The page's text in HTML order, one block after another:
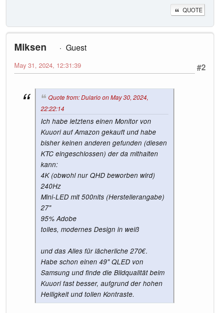
QUOTE
Miksen
Guest
#2
May 31, 2024, 12:31:39
Quote from: Dulario on May 30, 2024,
22:22:14
Ich habe letztens einen Monitor von
Kuuori auf Amazon gekauft und habe
bisher keinen anderen gefunden (diesen
KTC eingeschlossen) der da mithalten
kann:
4K (obwohl nur QHD beworben wird)
240Hz
Mini-LED mit 500nits (Herstellerangabe)
27"
95% Adobe
tolles, modernes Design in weiß
und das Alles für lächerliche 270€.
Habe schon einen 49" QLED von
Samsung und finde die Bildqualität beim
Kuuori fast besser, aufgrund der hohen
Helligkeit und tollen Kontraste.